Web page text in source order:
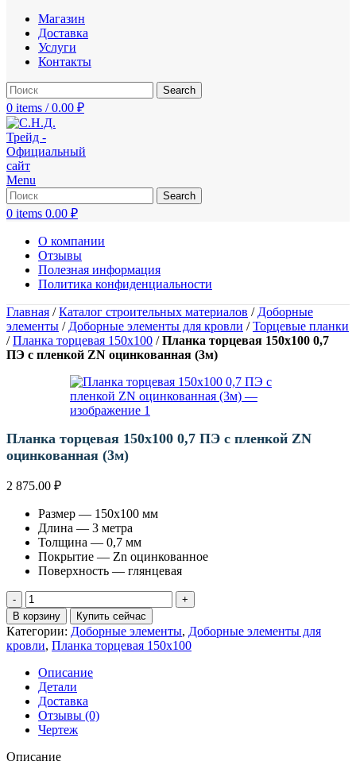
Магазин
Доставка
Услуги
Контакты
Search
0 items / 0.00 ₽
Menu
Search
0 items 0.00 ₽
О компании
Отзывы
Полезная информация
Политика конфиденциальности
Главная /Каталог строительных материалов /Доборные
элементы /Доборные элементы для кровли /Торцевые планки
/Планка торцевая 150х100 /Планка торцевая 150х100 0,7
ПЭ с пленкой ZN оцинкованная (3м)
Планка торцевая 150х100 0,7 ПЭ с пленкой ZN
оцинкованная (3м)
2 875.00 ₽
Размер — 150х100 мм
Длина — 3 метра
Толщина — 0,7 мм
Покрытие — Zn оцинкованное
Поверхность — глянцевая
Количество
товара
Планка
торцевая
150х100
0,7
ПЭ
с
пленкой
ZN
оцинкованная
(3м)
В корзину Купить сейчас
Категории: Доборные элементы, Доборные элементы для
кровли, Планка торцевая 150х100
Описание
Детали
Доставка
Отзывы (0)
Чертеж
Описание